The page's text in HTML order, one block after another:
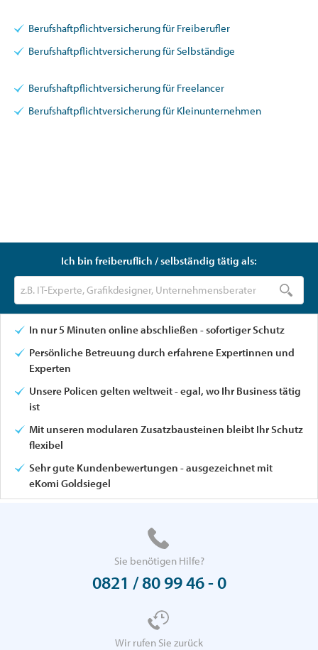
Berufshaftpflichtversicherung für Freiberufler
Berufshaftpflichtversicherung für Selbständige
Berufshaftpflichtversicherung für Freelancer
Berufshaftpflichtversicherung für Kleinunternehmen
Ich bin freiberuflich / selbständig tätig als:
In nur 5 Minuten online abschließen - sofortiger Schutz
Persönliche Betreuung durch erfahrene Expertinnen und
Experten
Unsere Policen gelten weltweit - egal, wo Ihr Business tätig
ist
Mit unseren modularen Zusatzbausteinen bleibt Ihr Schutz
flexibel
Sehr gute Kundenbewertungen - ausgezeichnet mit
eKomi Goldsiegel
Sie benötigen Hilfe?
0821 / 80 99 46 - 0
Wir rufen Sie zurück